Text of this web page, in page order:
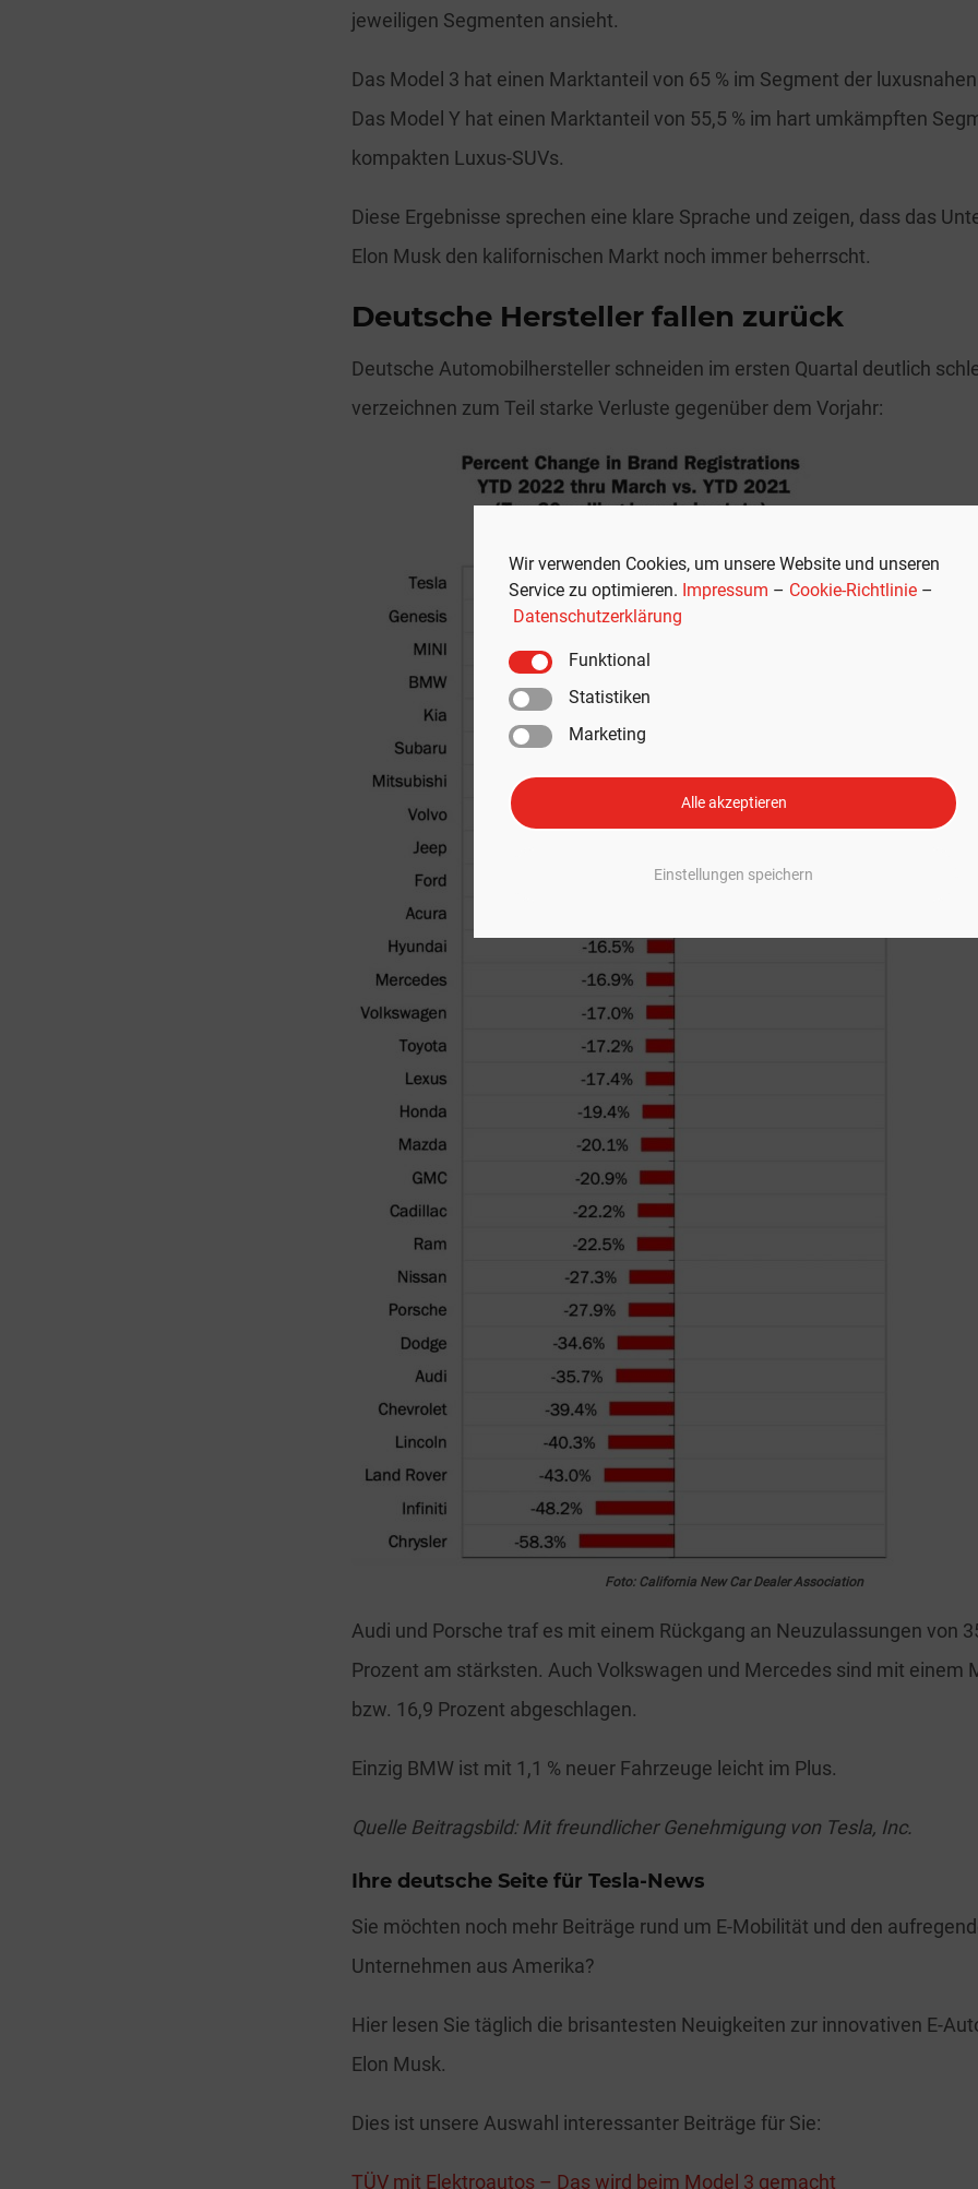
Wir verwenden Cookies, um unsere Website und unseren
Service zu optimieren. Impressum – Cookie-Richtlinie –
Datenschutzerklärung
Funktional
Statistiken
Marketing
Alle akzeptieren
Einstellungen speichern
jeweiligen Segmenten ansieht.
Das Model 3 hat einen Marktanteil von 65 % im Segment der
Das Model Y hat einen Marktanteil von 55,5 % im hart umkämpften
kompakten Luxus-SUVs.
Diese Ergebnisse sprechen eine klare Sprache und zeigen, dass das
Elon Musk den kalifornischen Markt noch immer beherrscht.
Deutsche Hersteller fallen zurück
Deutsche Automobilhersteller schneiden im ersten Quartal deutlich
verzeichnen zum Teil starke Verluste gegenüber dem Vorjahr:
Foto: California New Car Dealer Association
Audi und Porsche traf es mit einem Rückgang an Neuzulassungen von
Prozent am stärksten. Auch Volkswagen und Mercedes sind mit einem
bzw. 16,9 Prozent abgeschlagen.
Einzig BMW ist mit 1,1 % neuer Fahrzeuge leicht im Plus.
Quelle Beitragsbild: Mit freundlicher Genehmigung von Tesla, Inc.
Ihre deutsche Seite für Tesla-News
Sie möchten noch mehr Beiträge rund um E-Mobilität und den
Unternehmen aus Amerika?
Hier lesen Sie täglich die brisantesten Neuigkeiten zur innovativen E-
Elon Musk.
Dies ist unsere Auswahl interessanter Beiträge für Sie:
TÜV mit Elektroautos – Das wird beim Model 3 gemacht